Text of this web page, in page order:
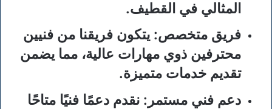
المثالي في القطيف.
فريق متخصص: يتكون فريقنا من فنيين
محترفين ذوي مهارات عالية، مما يضمن
تقديم خدمات متميزة.
دعم فني مستمر : نقدم دعمًا فنيًا متاحًا